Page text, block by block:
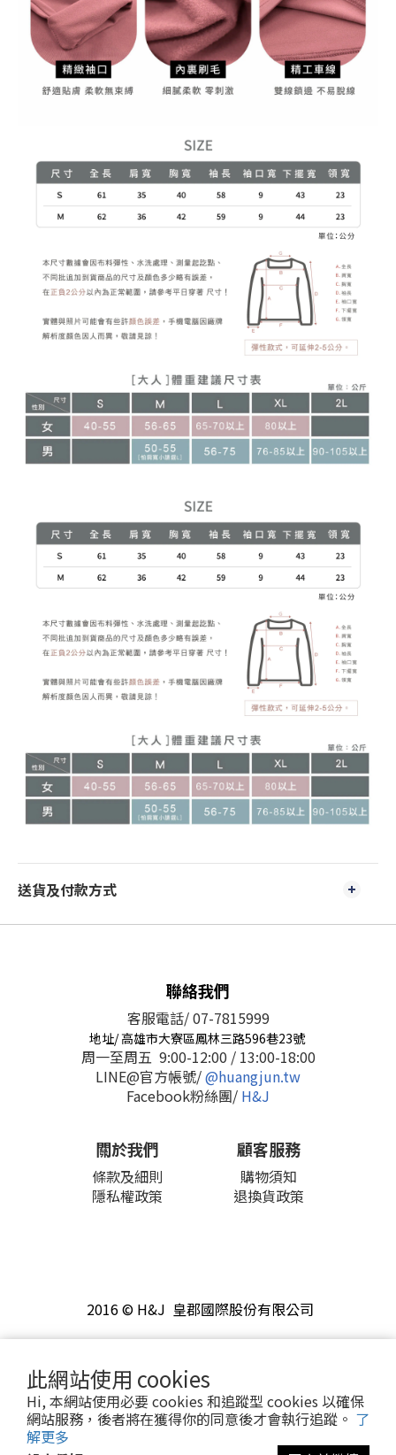
此網站使用 cookies
Hi, 本網站使用必要 cookies 和追蹤型 cookies 以確保
網站服務，後者將在獲得你的同意後才會執行追蹤。 了
解更多
送貨及付款方式
聯絡我們
客服電話/ 07-7815999
地址/ 高雄市大寮區鳳林三路596巷23號
周一至周五 9:00-12:00 / 13:00-18:00
LINE@官方帳號/@huangjun.tw
Facebook粉絲團/ H&J
關於我們
條款及細則
隱私權政策
顧客服務
購物須知
退換貨政策
2016 © H&J 皇郡國際股份有限公司